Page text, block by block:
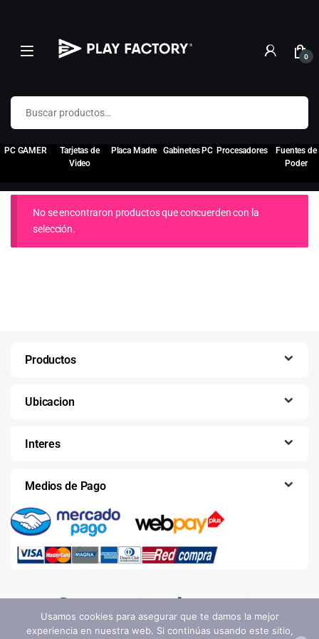
0
Buscar por:
PC GAMER
Tarjetas de
Video
Placa Madre Gabinetes PC Procesadores
Fuentes de
Poder
No se encontraron productos que concuerden con la
selección.
Productos
Ubicacion
Interes
Medios de Pago
Usamos cookies para asegurar que te damos la mejor
experiencia en nuestra web. Si continúas usando este sitio,